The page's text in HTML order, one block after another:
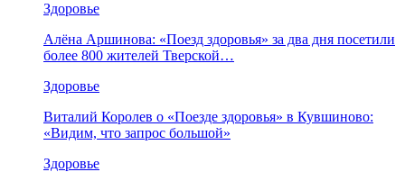
Здоровье
Алёна Аршинова: «Поезд здоровья» за два дня посетили
более 800 жителей Тверской…
Здоровье
Виталий Королев о «Поезде здоровья» в Кувшиново:
«Видим, что запрос большой»
Здоровье